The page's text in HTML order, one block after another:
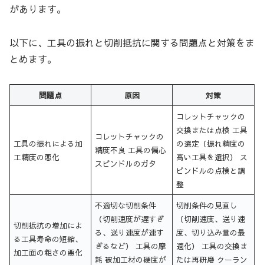
があります。
以下に、工具の振れと切削抵抗に関する問題点と対策をま
とめます。
問題点 原因 対策
工具の振れによる加
工精度の悪化
コレットチャックの
精度不良 工具の偏心
スピンドルのガタ
コレットチャックの
交換または点検 工具
の選定（振れ精度の
高い工具を選択） ス
ピンドルの点検と調
整
切削抵抗の増加によ
る工具寿命の短縮、
加工面の粗さの悪化
不適切な切削条件
（切削速度が遅すぎ
る、送り速度が速す
ぎるなど） 工具の摩
耗 被加工材の硬度が
切削条件の見直し
（切削速度、送り速
度、切り込み量の最
適化） 工具の交換ま
たは再研磨 クーラン